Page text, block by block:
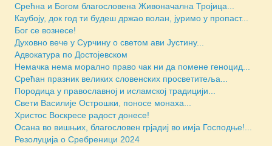
Срећна и Богом благословена Живоначална Тројица...
Каубоју, док год ти будеш држао волан, јуримо у пропаст...
Бoг се вознесе!
Духовно вече у Сурчину о светом ави Јустину...
Адвокатура по Достојевском
Немачка нема морално право чак ни да помене геноцид...
Срећан празник великих словенских просветитеља...
Породица у православној и исламској традицији...
Свети Василије Острошки, поносе монаха...
Христос Воскресе радост донесе!
Осана во вишњих, благословен грјадиј во имја Господње!...
Резолуција о Сребреници 2024